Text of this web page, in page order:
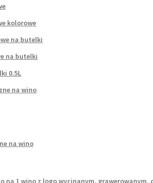
kolorowe
na butelki
na butelki
0.5L
na wino